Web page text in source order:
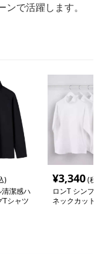
で活躍します。
)
清潔感ハ
Tシャツ
¥3,340(税
ロンT シンプ
ネックカット